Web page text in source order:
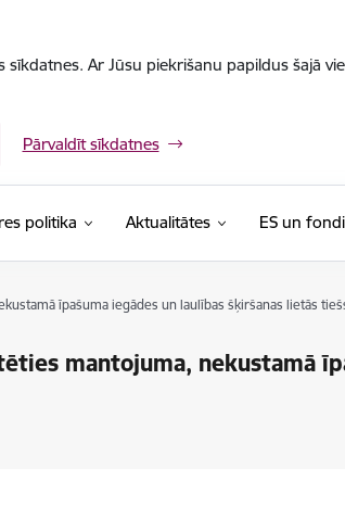
Ar Jūsu piekrišanu papildus šajā
Pārvaldīt sīkdatnes
politika Aktualitātes ES un fondi
īpašuma iegādes un laulības šķiršanas lietās
mantojuma, nekustamā